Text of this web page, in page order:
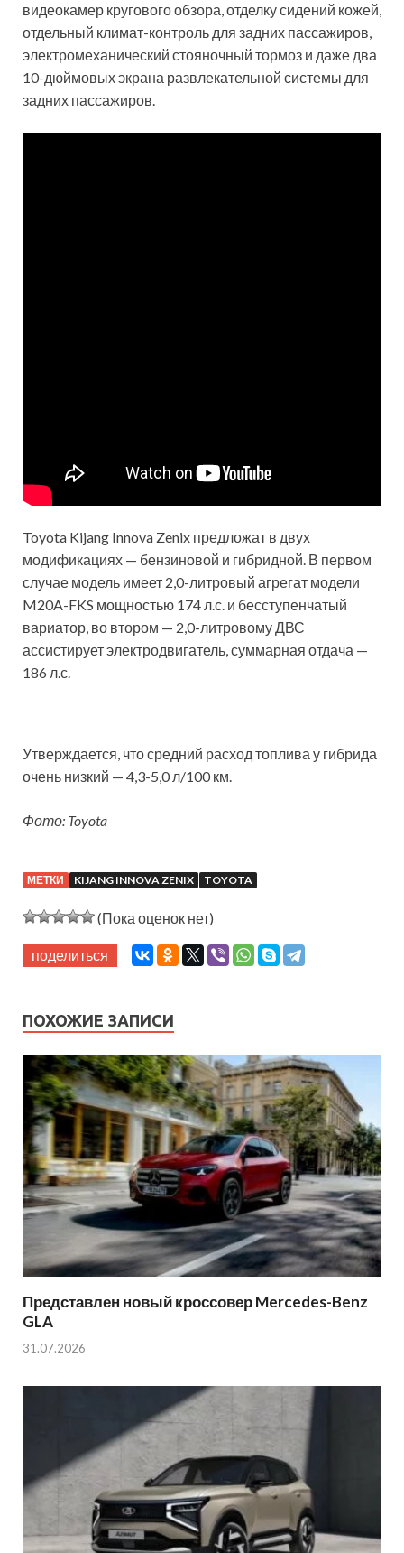
видеокамер кругового обзора, отделку сидений кожей,
отдельный климат-контроль для задних пассажиров,
электромеханический стояночный тормоз и даже два
10-дюймовых экрана развлекательной системы для
задних пассажиров.
Toyota Kijang Innova Zenix предложат в двух
модификациях — бензиновой и гибридной. В первом
случае модель имеет 2,0-литровый агрегат модели
M20A-FKS мощностью 174 л.с. и бесступенчатый
вариатор, во втором — 2,0-литровому ДВС
ассистирует электродвигатель, суммарная отдача —
186 л.с.
Утверждается, что средний расход топлива у гибрида
очень низкий — 4,3-5,0 л/100 км.
Фото: Toyota
МЕТКИ KIJANG INNOVA ZENIX TOYOTA
(Пока оценок нет)
поделиться
ПОХОЖИЕ ЗАПИСИ
Представлен новый кроссовер Mercedes-Benz
GLA
31.07.2026